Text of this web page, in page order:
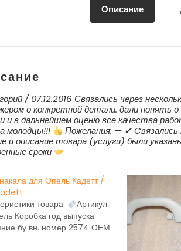
Описание
/ 07.12.2016 Связались через
о конкретной детали. дали понять
и в дальнейшем оценю все качества
молодцы!!!
Пожелания: — ✔ Cвязались
и описание товара (услуги) были
сроки
для Опель Кадетт /
товара:
Артикул
Коробка год выпуска
бу вн. номер 2574 ОЕМ